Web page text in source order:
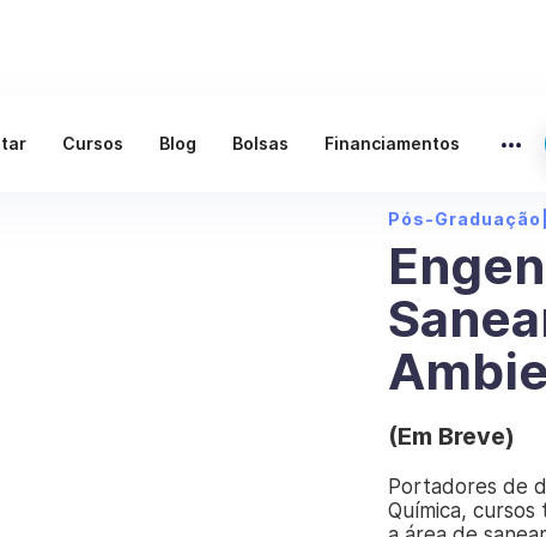
Cursos Blog Bolsas Financiamentos
Pós-Graduação
(Em Breve)
Portadores de
Química,